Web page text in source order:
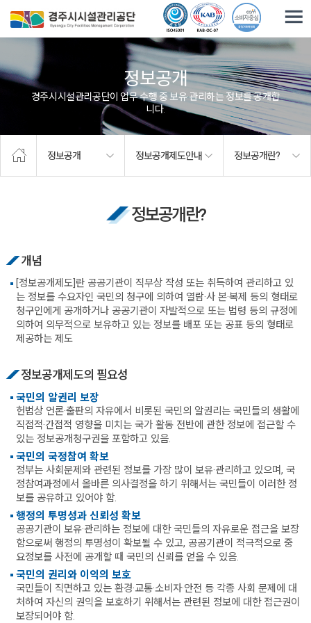
정보공개
경주시시설관리공단이 업무 수행 중 보유·관리하는 정보를 공개합
니다.
정보공개 정보공개제도안내 정보공개란?
정보공개란?
개념
[정보공개제도]란 공공기관이 직무상 작성 또는 취득하여 관리하고 있
는 정보를 수요자인 국민의 청구에 의하여 열람·사 본·복제 등의 형태로
청구인에게 공개하거나 공공기관이 자발적으로 또는 법령 등의 규정에
의하여 의무적으로 보유하고 있는 정보를 배포 또는 공표 등의 형태로
제공하는 제도
정보공개제도의 필요성
국민의 알권리 보장
헌법상 언론·출판의 자유에서 비롯된 국민의 알권리는 국민들의 생활에
직접적·간접적 영향을 미치는 국가 활동 전반에 관한 정보에 접근할 수
있는 정보공개청구권을 포함하고 있음.
국민의 국정참여 확보
정부는 사회문제와 관련된 정보를 가장 많이 보유·관리하고 있으며, 국
정참여과정에서 올바른 의사결정을 하기 위해서는 국민들이 이러한 정
보를 공유하고 있어야 함.
행정의 투명성과 신뢰성 확보
공공기관이 보유·관리하는 정보에 대한 국민들의 자유로운 접근을 보장
함으로써 행정의 투명성이 확보될 수 있고, 공공기관이 적극적으로 중
요정보를 사전에 공개할 때 국민의 신뢰를 얻을 수 있음.
국민의 권리와 이익의 보호
국민들이 직면하고 있는 환경·교통·소비자·안전 등 각종 사회 문제에 대
처하여 자신의 권익을 보호하기 위해서는 관련된 정보에 대한 접근권이
보장되어야 함.